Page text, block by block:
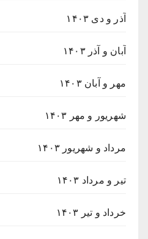
آذر و دی ۱۴۰۳
آبان و آذر ۱۴۰۳
مهر و آبان ۱۴۰۳
شهریور و مهر ۱۴۰۳
مرداد و شهریور ۱۴۰۳
تیر و مرداد ۱۴۰۳
خرداد و تیر ۱۴۰۳